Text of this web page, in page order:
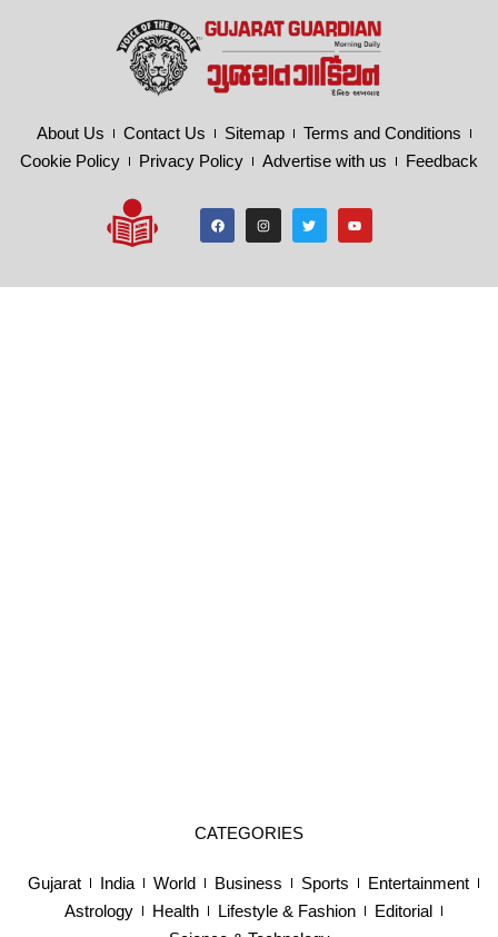
About Us Contact Us Sitemap
Terms and Conditions
Cookie Policy
Privacy Policy Advertise with us Feedback
CATEGORIES
Gujarat India World Business Sports
Entertainment
Astrology
Health Lifestyle & Fashion
Editorial